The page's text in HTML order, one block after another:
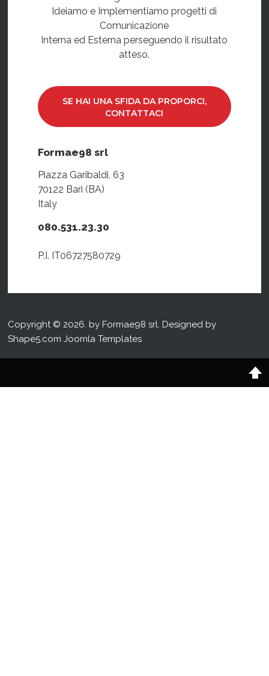
Ideiamo e Implementiamo progetti di
Comunicazione
Interna ed Esterna perseguendo il risultato
atteso.
SE HAI UNA SFIDA DA PROPORCI,
CONTATTACI
Formae98 srl
Piazza Garibaldi, 63
70122 Bari (BA)
Italy
080.531.23.30
P.I. IT06727580729
Copyright © 2026. by Formae98 srl. Designed by
Shape5.comJoomla Templates